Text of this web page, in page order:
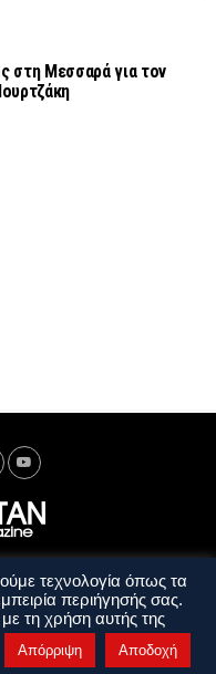
στη Μεσσαρά για τον
Όροι Χρήσης
τεχνολογία όπως τα
περιήγησής σας.
τη χρήση αυτής της
Απόρριψη Αποδοχή